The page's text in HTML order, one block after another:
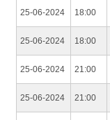
25-06-2024 18:00
25-06-2024 18:00
25-06-2024 21:00
25-06-2024 21:00